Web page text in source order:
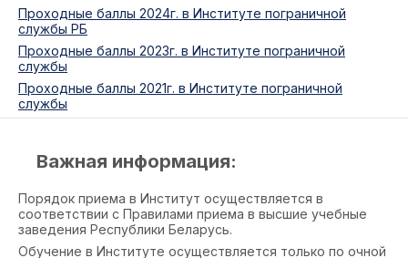
Проходные баллы 2024г. в Институте пограничной
службы РБ
Проходные баллы 2023г. в Институте пограничной
службы
Проходные баллы 2021г. в Институте пограничной
службы
Важная информация:
Порядок приема в Институт осуществляется в
соответствии с Правилами приема в высшие учебные
заведения Республики Беларусь.
Обучение в Институте осуществляется только по очной